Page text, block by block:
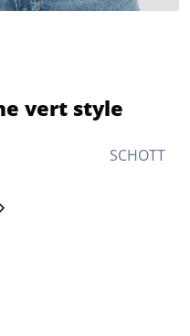
SCHOTT